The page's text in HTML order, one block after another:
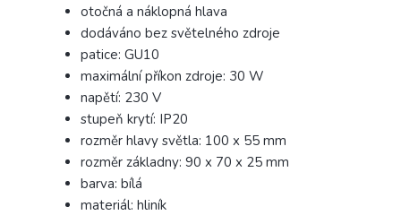
otočná a náklopná hlava
dodáváno bez světelného zdroje
patice: GU10
maximální příkon zdroje: 30 W
napětí: 230 V
stupeň krytí: IP20
rozměr hlavy světla: 100 x 55 mm
rozměr základny: 90 x 70 x 25 mm
barva: bílá
materiál: hliník